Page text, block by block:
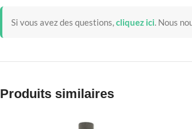
Si vous avez des questions,cliquez ici. Nous
Produits similaires